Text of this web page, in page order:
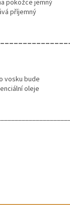
pokožce jemný
příjemný
vosku bude
oleje